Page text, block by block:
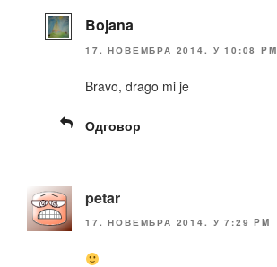
Bojana
17. НОВЕМБРА 2014. У 10:08 PM
Bravo, drago mi je
Одговор
petar
17. НОВЕМБРА 2014. У 7:29 PM